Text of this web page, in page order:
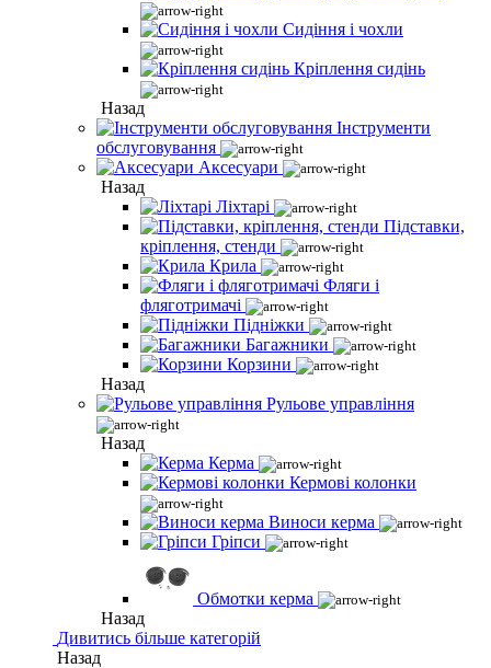
Сидіння і чохли
Кріплення сидінь
Назад
Інструменти
обслуговування
Аксесуари
Назад
Ліхтарі
Підставки,
кріплення, стенди
Крила
Фляги і
фляготримачі
Підніжки
Багажники
Корзини
Назад
Рульове управління
Назад
Керма
Кермові колонки
Виноси керма
Гріпси
Обмотки керма
Назад
Дивитись більше категорій
Назад